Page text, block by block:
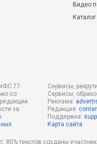
Видео
77-
со
за
Сервисы,
Сервисы,
Реклама:
Редакция:
Поддержка:
Карта сайта
80% текстов созданы